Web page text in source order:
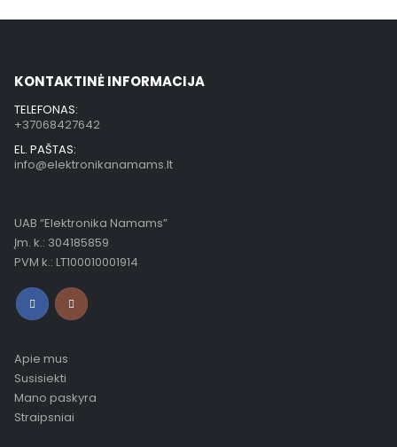
KONTAKTINĖ INFORMACIJA
TELEFONAS:
+37068427642
EL. PAŠTAS:
info@elektronikanamams.lt
UAB “Elektronika Namams”
Įm. k.: 304185859
PVM k.: LT100010001914
Apie mus
Susisiekti
Mano paskyra
Straipsniai